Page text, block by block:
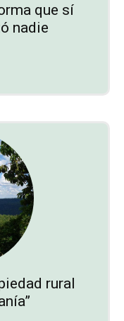
que sí
nadie
rural